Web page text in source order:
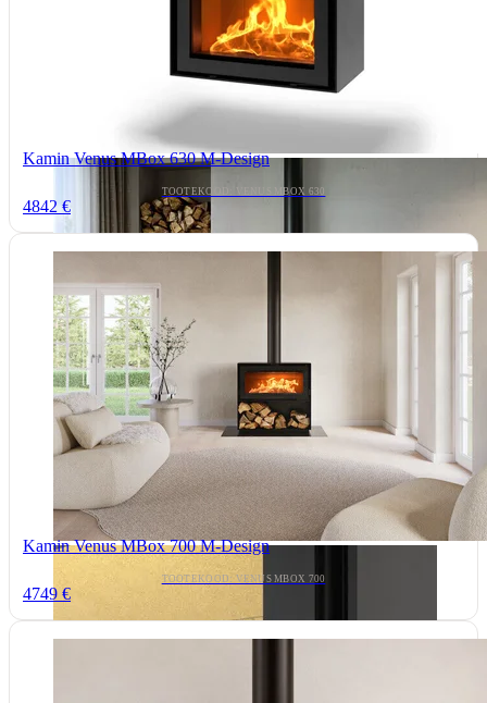
Kamin Venus MBox 630 M-Design
TOOTEKOOD: VENUS MBOX 630
4842 €
Kamin Venus MBox 700 M-Design
TOOTEKOOD: VENUS MBOX 700
4749 €